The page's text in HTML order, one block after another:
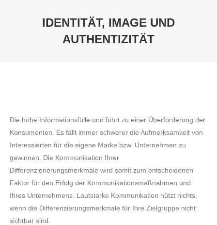
IDENTITÄT, IMAGE UND
AUTHENTIZITÄT
Die hohe Informationsfülle und führt zu einer Überforderung der
Konsumenten. Es fällt immer schwerer die Aufmerksamkeit von
Interessierten für die eigene Marke bzw. Unternehmen zu
gewinnen. Die Kommunikation Ihrer
Differenzierierungsmerkmale wird somit zum entscheidenen
Faktor für den Erfolg der Kommunikationsmaßnahmen und
Ihres Unternehmens. Lautstarke Kommunikation nützt nichts,
wenn die Differenzierungsmerkmale für Ihre Zielgruppe nicht
sichtbar sind.